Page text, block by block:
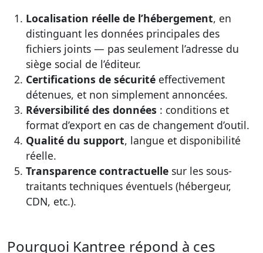
Localisation réelle de l’hébergement, en
distinguant les données principales des
fichiers joints — pas seulement l’adresse du
siège social de l’éditeur.
Certifications de sécurité effectivement
détenues, et non simplement annoncées.
Réversibilité des données : conditions et
format d’export en cas de changement d’outil.
Qualité du support, langue et disponibilité
réelle.
Transparence contractuelle sur les sous-
traitants techniques éventuels (hébergeur,
CDN, etc.).
Pourquoi Kantree répond à ces